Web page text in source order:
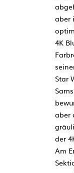
aber
4K
Star
aber
der
Am